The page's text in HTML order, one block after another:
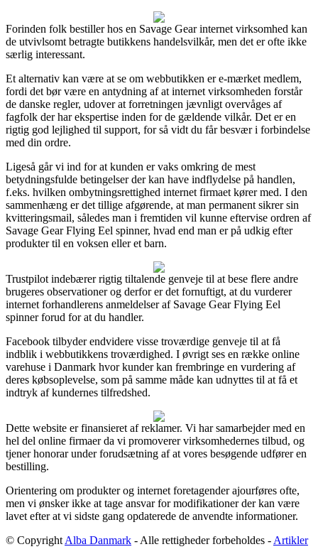
Forinden folk bestiller hos en Savage Gear internet virksomhed kan
de utvivlsomt betragte butikkens handelsvilkår, men det er ofte ikke
særlig interessant.
Et alternativ kan være at se om webbutikken er e-mærket medlem,
fordi det bør være en antydning af at internet virksomheden forstår
de danske regler, udover at forretningen jævnligt overvåges af
fagfolk der har ekspertise inden for de gældende vilkår. Det er en
rigtig god lejlighed til support, for så vidt du får besvær i forbindelse
med din ordre.
Ligeså går vi ind for at kunden er vaks omkring de mest
betydningsfulde betingelser der kan have indflydelse på handlen,
f.eks. hvilken ombytningsrettighed internet firmaet kører med. I den
sammenhæng er det tillige afgørende, at man permanent sikrer sin
kvitteringsmail, således man i fremtiden vil kunne eftervise ordren af
Savage Gear Flying Eel spinner, hvad end man er på udkig efter
produkter til en voksen eller et barn.
Trustpilot indebærer rigtig tiltalende genveje til at bese flere andre
brugeres observationer og derfor er det fornuftigt, at du vurderer
internet forhandlerens anmeldelser af Savage Gear Flying Eel
spinner forud for at du handler.
Facebook tilbyder endvidere visse troværdige genveje til at få
indblik i webbutikkens troværdighed. I øvrigt ses en række online
varehuse i Danmark hvor kunder kan frembringe en vurdering af
deres købsoplevelse, som på samme måde kan udnyttes til at få et
indtryk af kundernes tilfredshed.
Dette website er finansieret af reklamer. Vi har samarbejder med en
hel del online firmaer da vi promoverer virksomhedernes tilbud, og
tjener honorar under forudsætning af at vores besøgende udfører en
bestilling.
Orientering om produkter og internet foretagender ajourføres ofte,
men vi ønsker ikke at tage ansvar for modifikationer der kan være
lavet efter at vi sidste gang opdaterede de anvendte informationer.
© Copyright Alba Danmark - Alle rettigheder forbeholdes - Artikler